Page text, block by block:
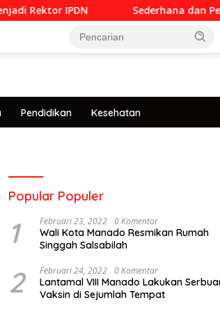
IPDN Sederhana dan Penuh
Pendidikan Kesehatan
Popular Populer
1 Februari 23, 2022 0 Komentar
Wali Kota Manado Resmikan Rumah
Singgah Salsabilah
2 Februari 24, 2022 0 Komentar
Lantamal VIII Manado Lakukan
Vaksin di Sejumlah Tempat